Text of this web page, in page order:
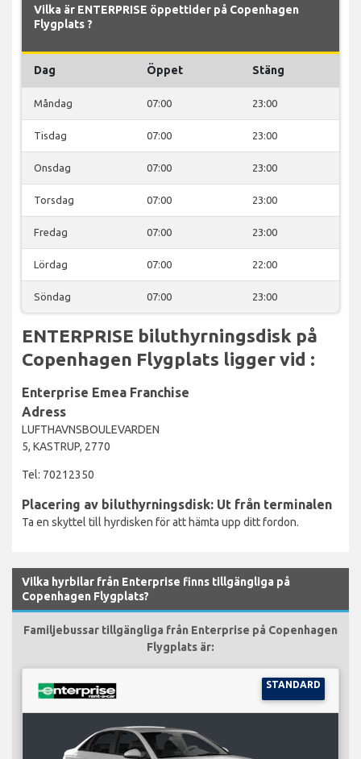
Vilka är ENTERPRISE öppettider på Copenhagen
Flygplats ?
Dag Öppet Stäng
Måndag 07:00 23:00
Tisdag 07:00 23:00
Onsdag 07:00 23:00
Torsdag 07:00 23:00
Fredag 07:00 23:00
Lördag 07:00 22:00
Söndag 07:00 23:00
ENTERPRISE biluthyrningsdisk på
Copenhagen Flygplats ligger vid :
Enterprise Emea Franchise
Adress
LUFTHAVNSBOULEVARDEN
5, KASTRUP, 2770
Tel: 70212350
Placering av biluthyrningsdisk: Ut från terminalen
Ta en skyttel till hyrdisken för att hämta upp ditt fordon.
Vilka hyrbilar från Enterprise finns tillgängliga på
Copenhagen Flygplats?
Familjebussar tillgängliga från Enterprise på Copenhagen
Flygplats är:
STANDARD